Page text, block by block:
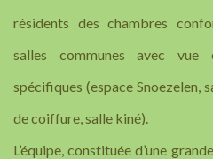
résidents des chambres
salles communes avec vue
spécifiques (espace Snoezelen,
de coiffure, salle kiné).
L’équipe, constituée d’une